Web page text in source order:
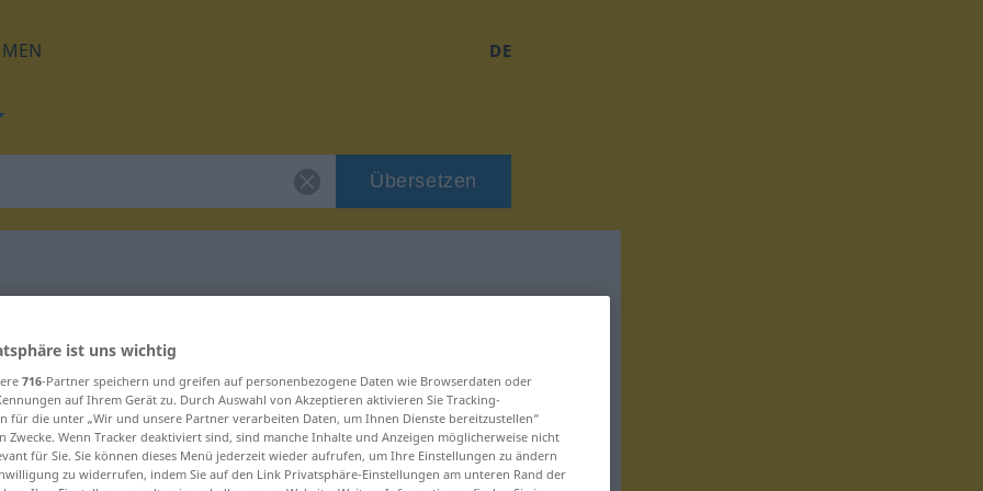
DE
Übersetzen
"abwimmeln"
ist uns wichtig
716-Partner speichern und greifen auf personenbezogene Daten wie Browserdaten oder
auf Ihrem Gerät zu. Durch Auswahl von Akzeptieren aktivieren Sie Tracking-
für die unter „Wir und unsere Partner verarbeiten Daten, um Ihnen Dienste bereitzustellen“
Zwecke. Wenn Tracker deaktiviert sind, sind manche Inhalte und Anzeigen möglicherweise nicht
für Sie. Sie können dieses Menü jederzeit wieder aufrufen, um Ihre Einstellungen zu ändern
zu widerrufen, indem Sie auf den Link Privatsphäre-Einstellungen am unteren Rand der